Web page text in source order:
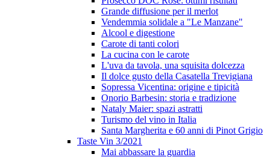
Grande diffusione per il merlot
Vendemmia solidale a "Le Manzane"
Alcool e digestione
Carote di tanti colori
La cucina con le carote
L'uva da tavola, una squisita dolcezza
Il dolce gusto della Casatella Trevigiana
Sopressa Vicentina: origine e tipicità
Onorio Barbesin: storia e tradizione
Nataly Maier: spazi astratti
Turismo del vino in Italia
Santa Margherita e 60 anni di Pinot Grigio
Taste Vin 3/2021
Mai abbassare la guardia